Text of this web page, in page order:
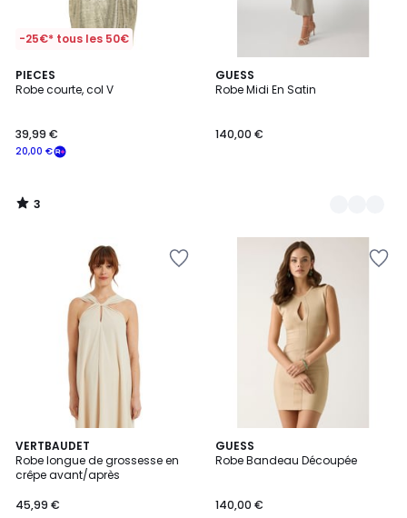
-25€* tous les 50€
PIECES
Robe courte, col V
20,00 €
39,99 €
3
/
3
/
GUESS
Robe Midi En Satin
140,00 €
3
Couleurs
VERTBAUDET
Robe longue de grossesse en
crêpe avant/après
45,99 €
GUESS
Robe Bandeau Découpée
140,00 €
2
Couleurs